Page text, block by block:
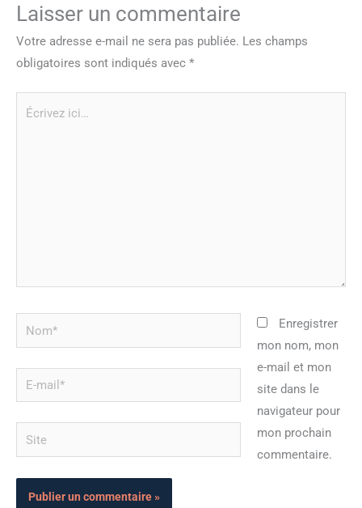
Laisser un commentaire
Votre adresse e-mail ne sera pas publiée. Les champs
obligatoires sont indiqués avec *
Nom*
mail*
Site
Enregistrer
mon nom, mon
e-mail et mon
site dans le
navigateur pour
mon prochain
commentaire.